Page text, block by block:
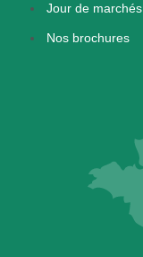
Jour de marchés
Nos brochures